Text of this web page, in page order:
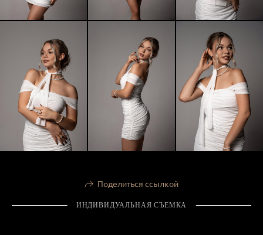
Поделиться ссылкой
ИНДИВИДУАЛЬНАЯ СЪЕМКА